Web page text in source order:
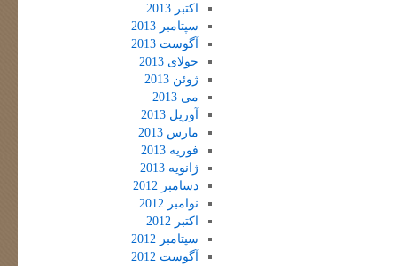
اکتبر 2013
سپتامبر 2013
آگوست 2013
جولای 2013
ژوئن 2013
می 2013
آوریل 2013
مارس 2013
فوریه 2013
ژانویه 2013
دسامبر 2012
نوامبر 2012
اکتبر 2012
سپتامبر 2012
آگوست 2012